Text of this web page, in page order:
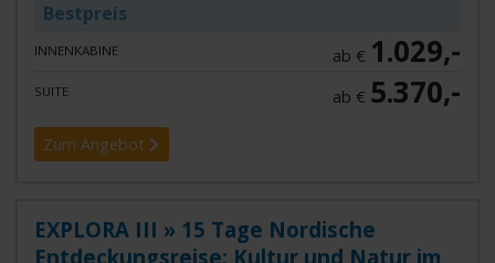
Bestpreis
INNENKABINE ab € 1.029,-
SUITE ab € 5.370,-
Zum Angebot
EXPLORA III » 15 Tage Nordische
Entdeckungsreise: Kultur und Natur im